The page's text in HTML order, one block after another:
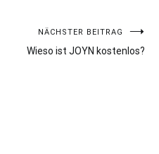
NÄCHSTER BEITRAG
Wieso ist JOYN kostenlos?